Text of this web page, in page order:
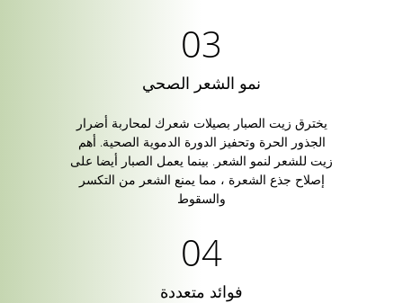
نمو الشعر الصحي
يخترق زيت الصبار بصيلات شعرك لمحاربة أضرار
الجذور الحرة وتحفيز الدورة الدموية الصحية. أهم
زيت للشعر لنمو الشعر. بينما يعمل الصبار أيضا على
إصلاح جذع الشعرة ، مما يمنع الشعر من التكسر
والسقوط
فوائد متعددة